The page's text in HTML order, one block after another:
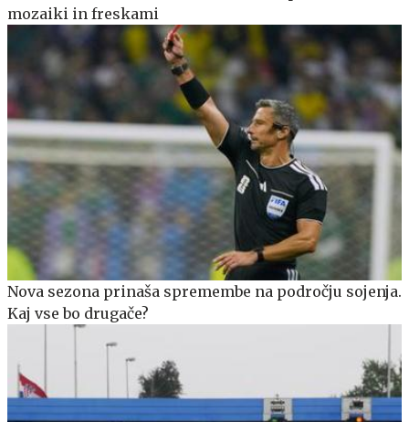
mozaiki in freskami
Nova sezona prinaša spremembe na področju sojenja.
Kaj vse bo drugače?